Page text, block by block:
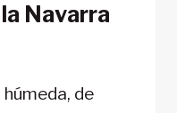
Navarra
de